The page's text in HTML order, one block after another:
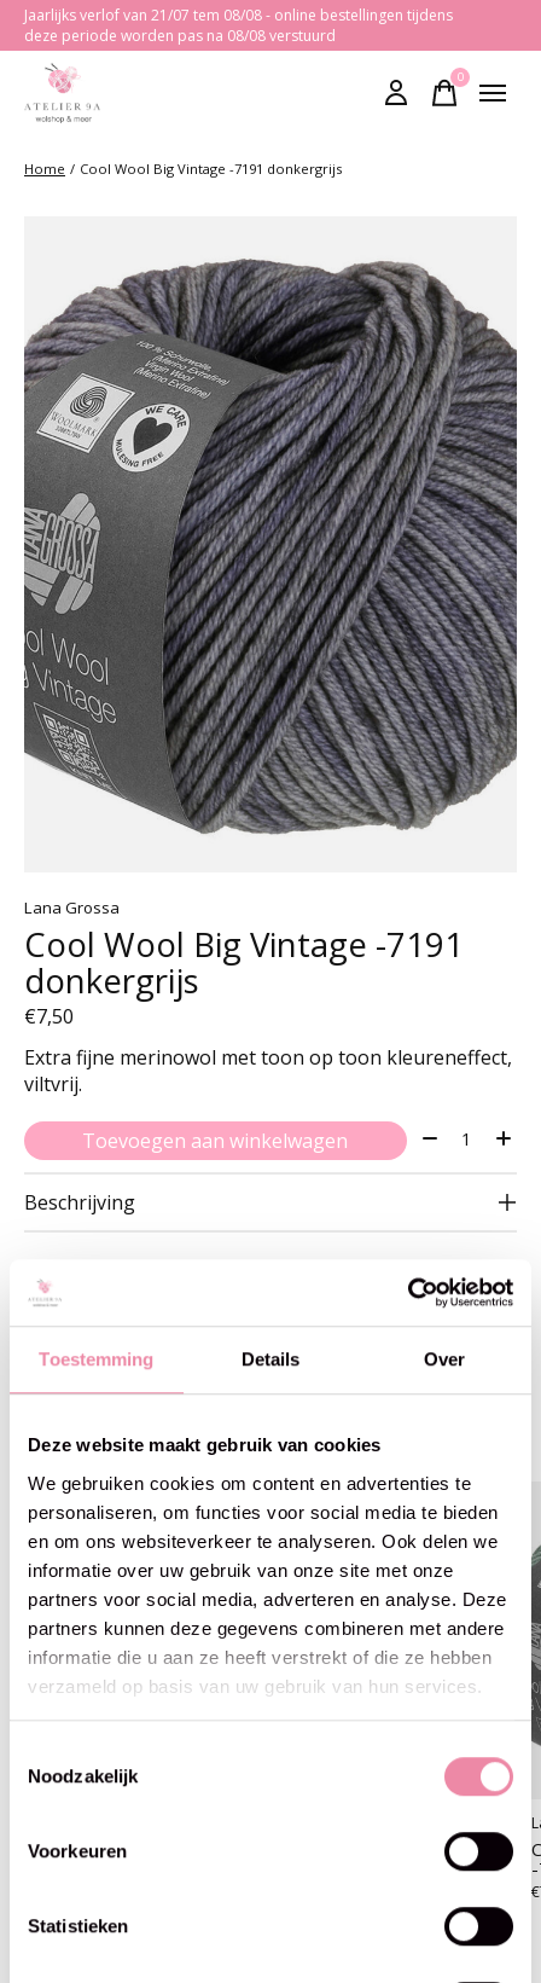
Toestemming Details Over
Deze website maakt gebruik van cookies
We gebruiken cookies om content en advertenties te
personaliseren, om functies voor social media te bieden
en om ons websiteverkeer te analyseren. Ook delen we
informatie over uw gebruik van onze site met onze
partners voor social media, adverteren en analyse. Deze
partners kunnen deze gegevens combineren met andere
informatie die u aan ze heeft verstrekt of die ze hebben
verzameld op basis van uw gebruik van hun services.
Noodzakelijk
Voorkeuren
Statistieken
Jaarlijks verlof van 21/07 tem 08/08 - online bestellingen tijdens
deze periode worden pas na 08/08 verstuurd
0items
Home / Cool Wool Big Vintage -7191 donkergrijs
Lana Grossa
Cool Wool Big Vintage -7191
donkergrijs
€7,50
Extra fijne merinowol met toon op toon kleureneffect,
viltvrij.
Toevoegen aan winkelwagen Aantal:
Beschrijving
Gerelateerde producten
Carousel items
Cool Wool Big Vintage
Cool Wool Big Vintage